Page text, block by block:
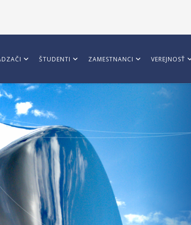
ŠTUDENTI ZAMESTNANCI VEREJNOSŤ